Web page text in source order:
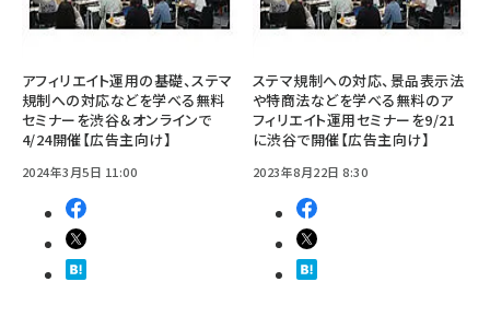
アフィリエイト運用の基礎、ステマ
規制への対応などを学べる無料
セミナーを渋谷＆オンラインで
4/24開催【広告主向け】
2024年3月5日 11:00
ステマ規制への対応、景品表示法
や特商法などを学べる無料のア
フィリエイト運用セミナーを9/21
に渋谷で開催【広告主向け】
2023年8月22日 8:30